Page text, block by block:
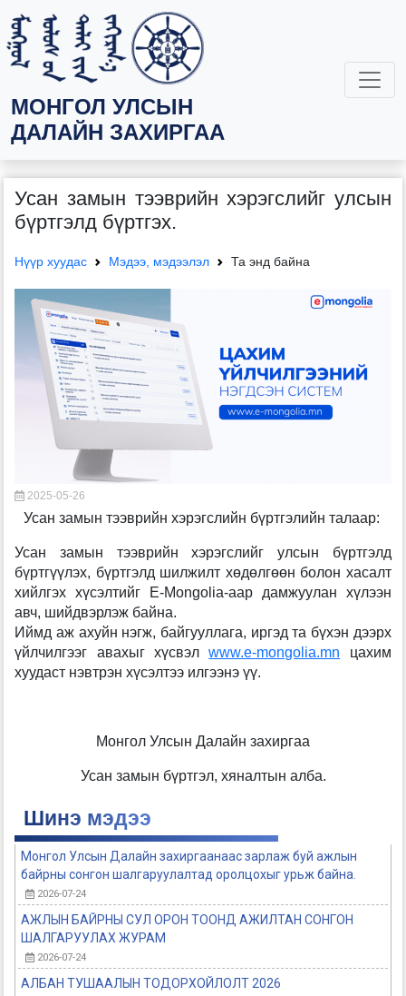
МОНГОЛ УЛСЫН
ДАЛАЙН ЗАХИРГАА
Усан замын тээврийн хэрэгслийг улсын
бүртгэлд бүртгэх.
Нүүр хуудас Мэдээ, мэдээлэл Та энд байна
2025-05-26
Усан замын тээврийн хэрэгслийн бүртгэлийн талаар:
Усан замын тээврийн хэрэгслийг улсын бүртгэлд
бүртгүүлэх, бүртгэлд шилжилт хөдөлгөөн болон хасалт
хийлгэх хүсэлтийг E-Mongolia-аар дамжуулан хүлээн
авч, шийдвэрлэж байна.
Иймд аж ахуйн нэгж, байгууллага, иргэд та бүхэн дээрх
үйлчилгээг авахыг хүсвэлwww.e-mongolia.mn цахим
хуудаст нэвтрэн хүсэлтээ илгээнэ үү.
Монгол Улсын Далайн захиргаа
Усан замын бүртгэл, хяналтын алба.
Шинэ мэдээ
Монгол Улсын Далайн захиргаанаас зарлаж буй ажлын
байрны сонгон шалгаруулалтад оролцохыг урьж байна.
2026-07-24
АЖЛЫН БАЙРНЫ СУЛ ОРОН ТООНД АЖИЛТАН СОНГОН
ШАЛГАРУУЛАХ ЖУРАМ
2026-07-24
АЛБАН ТУШААЛЫН ТОДОРХОЙЛОЛТ 2026